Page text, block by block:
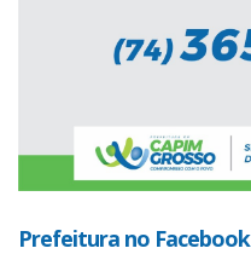
Prefeitura no Facebook